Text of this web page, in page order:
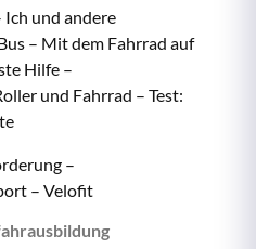
und andere
– Mit dem Fahrrad auf
Hilfe –
und Fahrrad – Test:
–
– Velofit